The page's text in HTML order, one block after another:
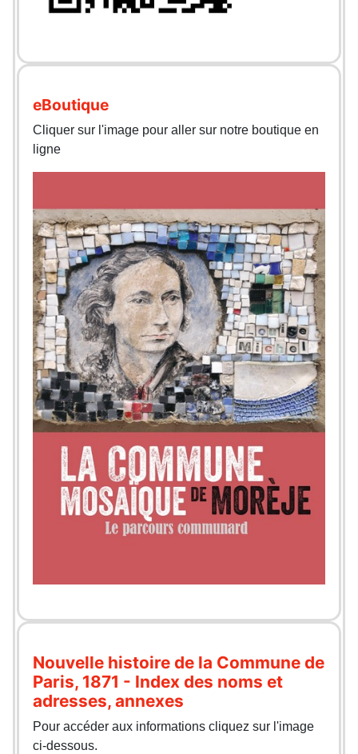
eBoutique
Cliquer sur l'image pour aller sur notre boutique en
ligne
Nouvelle histoire de la Commune de
Paris, 1871 - Index des noms et
adresses, annexes
Pour accéder aux informations cliquez sur l'image
ci-dessous.